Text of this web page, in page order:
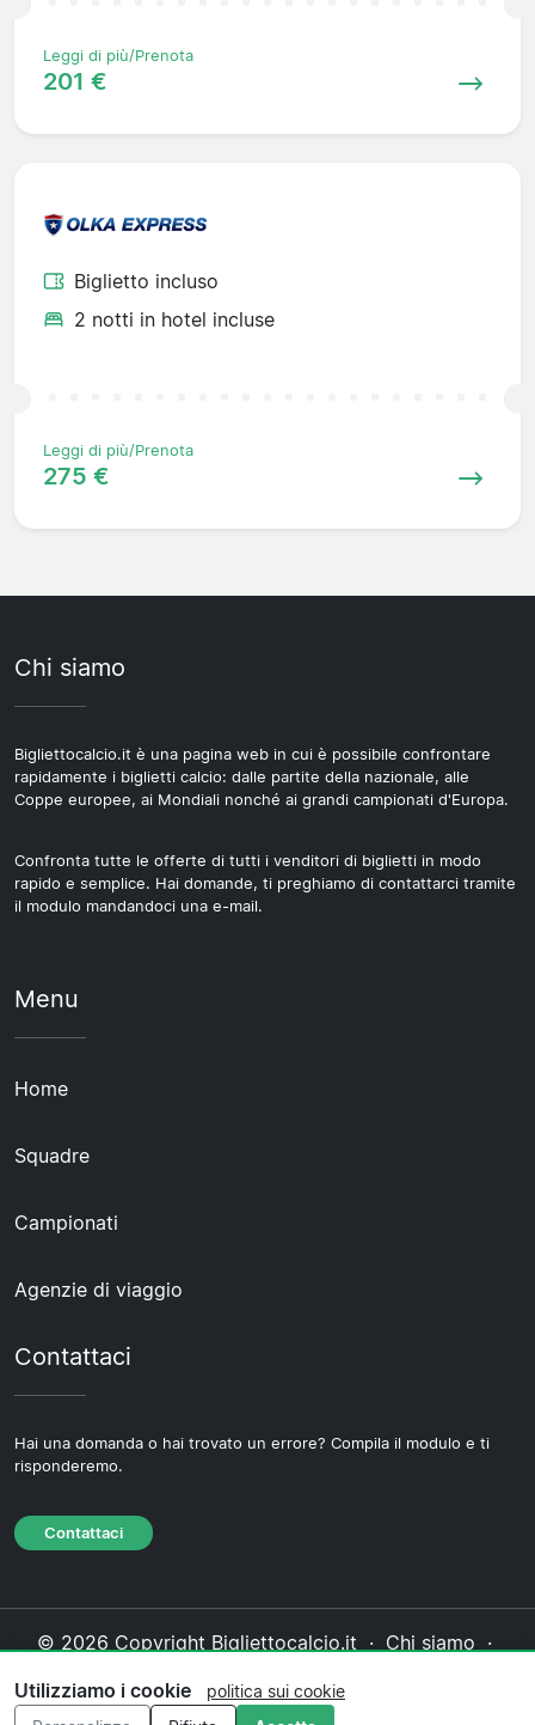
Leggi di più/Prenota
201 €
Biglietto incluso
2 notti in hotel incluse
Leggi di più/Prenota
275 €
Chi siamo
Bigliettocalcio.it è una pagina web in cui è possibile confrontare
rapidamente i biglietti calcio: dalle partite della nazionale, alle
Coppe europee, ai Mondiali nonché ai grandi campionati d'Europa.
Confronta tutte le offerte di tutti i venditori di biglietti in modo
rapido e semplice. Hai domande, ti preghiamo di contattarci tramite
il modulo mandandoci una e-mail.
Menu
Home
Squadre
Campionati
Agenzie di viaggio
Contattaci
Hai una domanda o hai trovato un errore? Compila il modulo e ti
risponderemo.
Contattaci
© 2026 Copyright Bigliettocalcio.it · Chi siamo ·
cookie·Politica editoriale
Utilizziamo i cookie
politica sui cookie